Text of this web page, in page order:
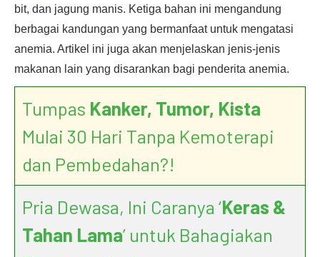
bit, dan jagung manis. Ketiga bahan ini mengandung
berbagai kandungan yang bermanfaat untuk mengatasi
anemia. Artikel ini juga akan menjelaskan jenis-jenis
makanan lain yang disarankan bagi penderita anemia.
Tumpas Kanker, Tumor, Kista
Mulai 30 Hari Tanpa Kemoterapi
dan Pembedahan?!
Pria Dewasa, Ini Caranya ‘Keras &
Tahan Lama’ untuk Bahagiakan